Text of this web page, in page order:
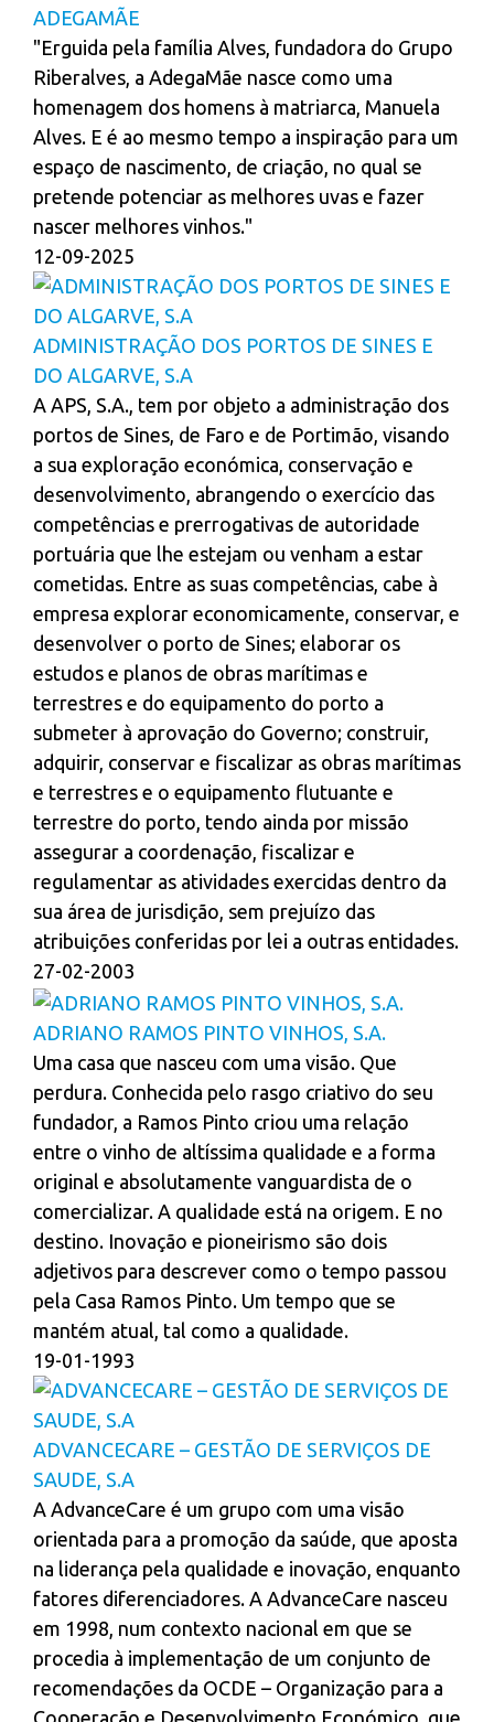
ADEGAMÃE
"Erguida pela família Alves, fundadora do Grupo
Riberalves, a AdegaMãe nasce como uma
homenagem dos homens à matriarca, Manuela
Alves. E é ao mesmo tempo a inspiração para um
espaço de nascimento, de criação, no qual se
pretende potenciar as melhores uvas e fazer
nascer melhores vinhos."
12-09-2025
ADMINISTRAÇÃO DOS PORTOS DE SINES E
DO ALGARVE, S.A
A APS, S.A., tem por objeto a administração dos
portos de Sines, de Faro e de Portimão, visando
a sua exploração económica, conservação e
desenvolvimento, abrangendo o exercício das
competências e prerrogativas de autoridade
portuária que lhe estejam ou venham a estar
cometidas. Entre as suas competências, cabe à
empresa explorar economicamente, conservar, e
desenvolver o porto de Sines; elaborar os
estudos e planos de obras marítimas e
terrestres e do equipamento do porto a
submeter à aprovação do Governo; construir,
adquirir, conservar e fiscalizar as obras marítimas
e terrestres e o equipamento flutuante e
terrestre do porto, tendo ainda por missão
assegurar a coordenação, fiscalizar e
regulamentar as atividades exercidas dentro da
sua área de jurisdição, sem prejuízo das
atribuições conferidas por lei a outras entidades.
27-02-2003
ADRIANO RAMOS PINTO VINHOS, S.A.
Uma casa que nasceu com uma visão. Que
perdura. Conhecida pelo rasgo criativo do seu
fundador, a Ramos Pinto criou uma relação
entre o vinho de altíssima qualidade e a forma
original e absolutamente vanguardista de o
comercializar. A qualidade está na origem. E no
destino. Inovação e pioneirismo são dois
adjetivos para descrever como o tempo passou
pela Casa Ramos Pinto. Um tempo que se
mantém atual, tal como a qualidade.
19-01-1993
ADVANCECARE – GESTÃO DE SERVIÇOS DE
SAUDE, S.A
A AdvanceCare é um grupo com uma visão
orientada para a promoção da saúde, que aposta
na liderança pela qualidade e inovação, enquanto
fatores diferenciadores. A AdvanceCare nasceu
em 1998, num contexto nacional em que se
procedia à implementação de um conjunto de
recomendações da OCDE – Organização para a
Cooperação e Desenvolvimento Económico, que